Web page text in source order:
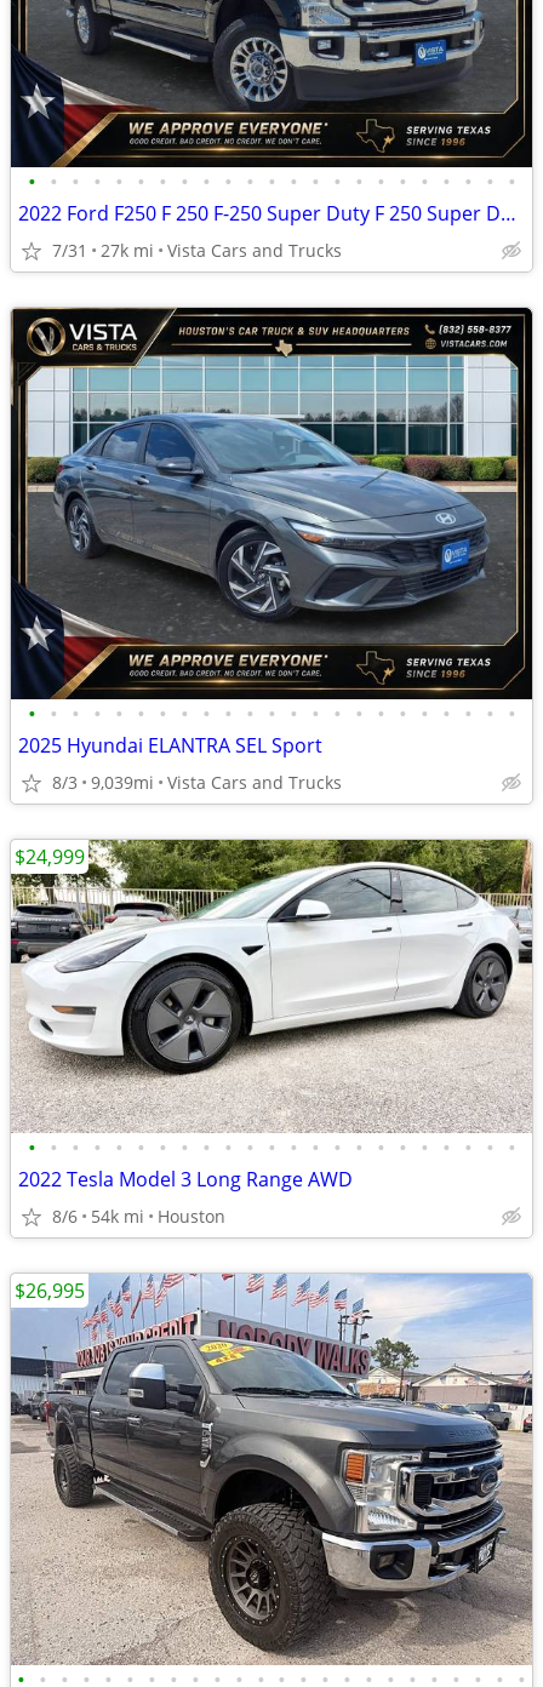
• • • • • • • • • • • • • • • • • • • • • • •
2022 Ford F250 F 250 F-250 Super Duty F 250 Super Duty XLT
7/31 27k mi Vista Cars and Trucks
• • • • • • • • • • • • • • • • • • • • • • •
2025 Hyundai ELANTRA SEL Sport
8/3 9,039mi Vista Cars and Trucks
• • • • • • • • • • • • • • • • • • • • • • •
2022 Tesla Model 3 Long Range AWD
8/6 54k mi Houston
$24,999
• • • • • • • • • • • • • • • • • • • • • • • •
$26,995